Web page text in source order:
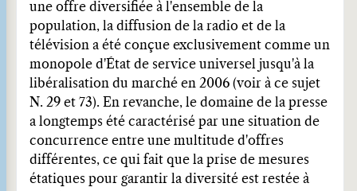
une offre diversifiée à l'ensemble de la
population, la diffusion de la radio et de la
télévision a été conçue exclusivement comme un
monopole d'État de service universel jusqu'à la
libéralisation du marché en 2006 (voir à ce sujet
N. 29 et 73). En revanche, le domaine de la presse
a longtemps été caractérisé par une situation de
concurrence entre une multitude d'offres
différentes, ce qui fait que la prise de mesures
étatiques pour garantir la diversité est restée à